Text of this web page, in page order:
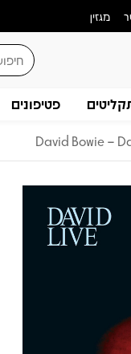
מגזין
פטיפונים
David Bowie –